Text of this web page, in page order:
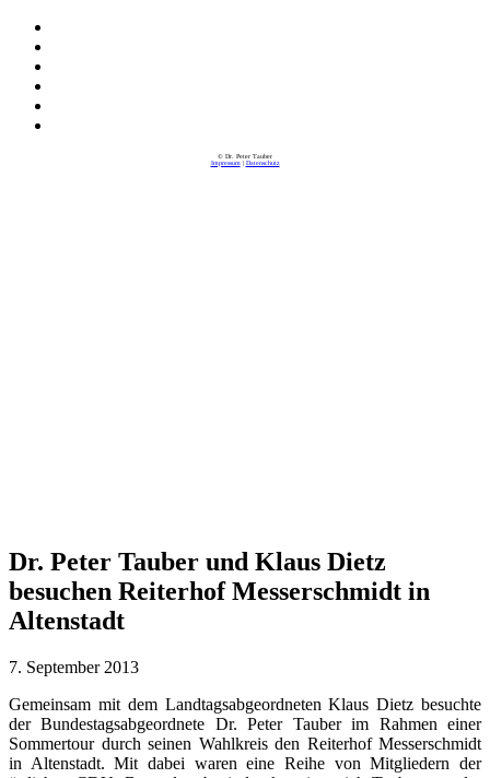
© Dr. Peter Tauber
Impressum| Datenschutz
Dr. Peter Tauber und Klaus Dietz
besuchen Reiterhof Messerschmidt in
Altenstadt
7. September 2013
Gemeinsam mit dem Landtagsabgeordneten Klaus Dietz besuchte
der Bundestagsabgeordnete Dr. Peter Tauber im Rahmen einer
Sommertour durch seinen Wahlkreis den Reiterhof Messerschmidt
in Altenstadt. Mit dabei waren eine Reihe von Mitgliedern der